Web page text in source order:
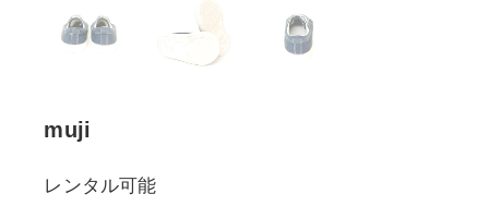
muji
レンタル可能